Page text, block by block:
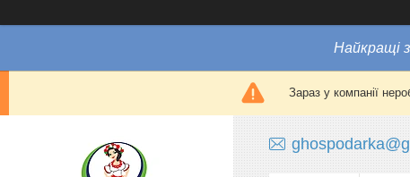
Найкращі
Зараз у компанії